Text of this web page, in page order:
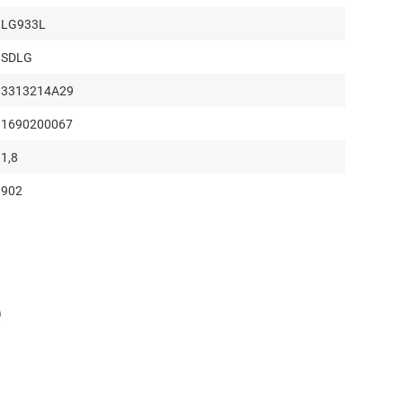
LG933L
SDLG
3313214A29
1690200067
1,8
902